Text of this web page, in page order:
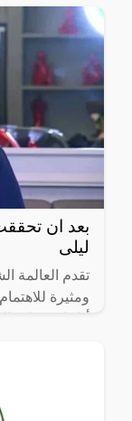
أهم
بعد ان
ليلى
تقدم العالمة
ومثيرة